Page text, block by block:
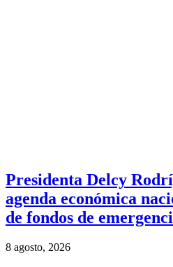
Presidenta Delcy
agenda económica
de fondos de
8 agosto, 2026